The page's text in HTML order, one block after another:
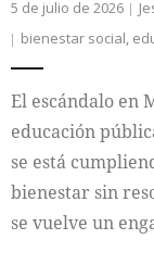
5 de julio de 2026
bienestar social,
El escándalo en
educación
se está
bienestar sin
se vuelve un